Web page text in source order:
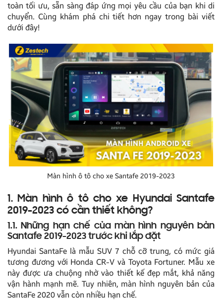
toàn tối ưu, sẵn sàng đáp ứng mọi yêu cầu của bạn khi di
chuyển. Cùng khám phá chi tiết hơn ngay trong bài viết
dưới đây!
Màn hình ô tô cho xe Santafe 2019-2023
1. Màn hình ô tô cho xe Hyundai Santafe
2019-2023 có cần thiết không?
1.1. Những hạn chế của màn hình nguyên bản
Santafe 2019-2023 trước khi lắp đặt
Hyundai SantaFe là mẫu SUV 7 chỗ cỡ trung, có mức giá
tương đương với Honda CR-V và Toyota Fortuner. Mẫu xe
này được ưa chuộng nhờ vào thiết kế đẹp mắt, khả năng
vận hành mạnh mẽ. Tuy nhiên, màn hình nguyên bản của
SantaFe 2020 vẫn còn nhiều hạn chế.